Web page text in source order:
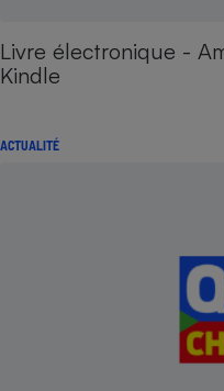
Livre électronique -
Kindle
ACTUALITÉ